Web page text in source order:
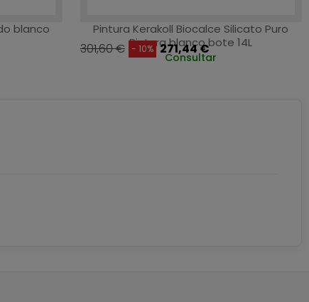
blanco
Pintura Kerakoll Biocalce Silicato Puro
Pintura blanco bote 14L
301,60 € - 10% 271,44 €
Consultar